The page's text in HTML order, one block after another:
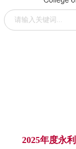
2025年度永